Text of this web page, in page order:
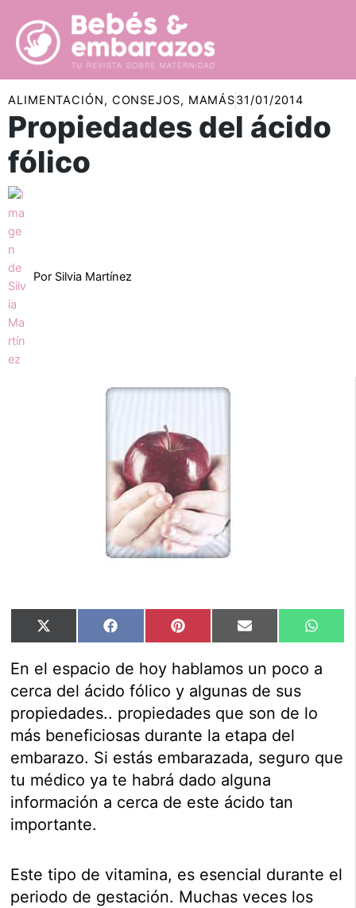
contenido
ALIMENTACIÓN, CONSEJOS, MAMÁS31/01/2014
Propiedades del ácido
fólico
Por Silvia Martínez
Compartir
en
X
(Twitter)
Compartir
en
Facebook Compartir
en
Pinterest Compartir
en
Email
en
En el espacio de hoy hablamos un poco a
cerca del ácido fólico y algunas de sus
propiedades.. propiedades que son de lo
más beneficiosas durante la etapa del
embarazo. Si estás embarazada, seguro que
tu médico ya te habrá dado alguna
información a cerca de este ácido tan
importante.
Este tipo de vitamina, es esencial durante el
periodo de gestación. Muchas veces los